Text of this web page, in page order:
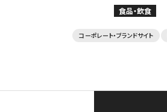
食品・飲食
コーポレート・ブランドサイト